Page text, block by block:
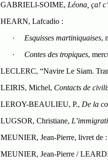
GABRIELl-SOIME, Léona, ça!
HEARN, Lafcadio :
·
Esquisses martiniquaises,
·
Contes des tropiques,
LECLERC, “Navire Le Siam.
LEIRIS, Michel, Contacts de
LEROY-BEAULIEU, P., De la
LUGSOR, Christiane,
MEUNIER, Jean-Pierre, livret de :
MEUNIER, Jean-Pierre /